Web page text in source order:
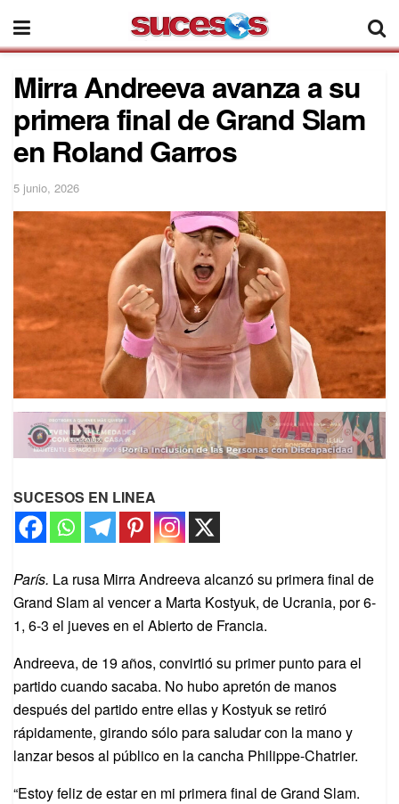
Mirra Andreeva avanza a su
primera final de Grand Slam
en Roland Garros
5 junio, 2026
SUCESOS EN LINEA
París. La rusa Mirra Andreeva alcanzó su primera final de
Grand Slam al vencer a Marta Kostyuk, de Ucrania, por 6-
1, 6-3 el jueves en el Abierto de Francia.
Andreeva, de 19 años, convirtió su primer punto para el
partido cuando sacaba. No hubo apretón de manos
después del partido entre ellas y Kostyuk se retiró
rápidamente, girando sólo para saludar con la mano y
lanzar besos al público en la cancha Philippe-Chatrier.
“Estoy feliz de estar en mi primera final de Grand Slam.